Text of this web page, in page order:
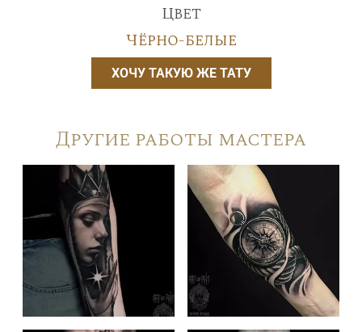
Цвет
Чёрно-белые
ХОЧУ ТАКУЮ ЖЕ ТАТУ
Другие работы мастера